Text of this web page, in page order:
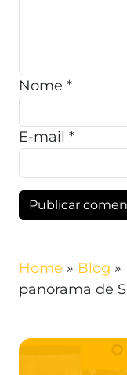
Nome *
E-mail *
Home » Blog »
panorama de